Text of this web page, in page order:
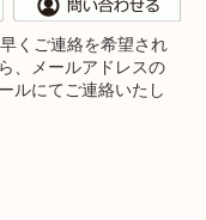
くご連絡を希望され
、メールアドレスの
ルにてご連絡いたし